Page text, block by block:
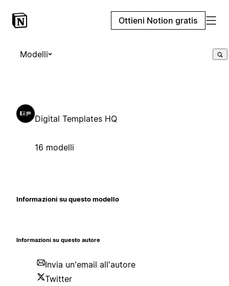
Ottieni Notion gratis
Modelli
Digital Templates HQ
16 modelli
Informazioni su questo modello
Informazioni su questo autore
Invia un'email all'autore
Twitter